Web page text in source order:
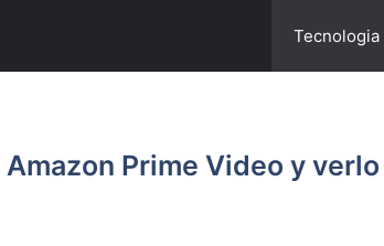
Tecnologia
Prime Video y verlo